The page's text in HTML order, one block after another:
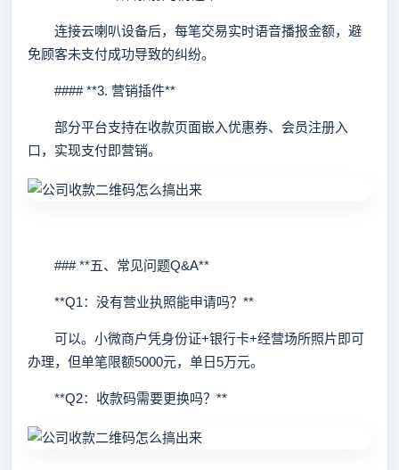
连接云喇叭设备后，每笔交易实时语音播报金额，避
免顾客未支付成功导致的纠纷。
#### **3. 营销插件**
部分平台支持在收款页面嵌入优惠券、会员注册入
口，实现支付即营销。
### **五、常见问题Q&A**
**Q1：没有营业执照能申请吗？**
可以。小微商户凭身份证+银行卡+经营场所照片即可
办理，但单笔限额5000元，单日5万元。
**Q2：收款码需要更换吗？**